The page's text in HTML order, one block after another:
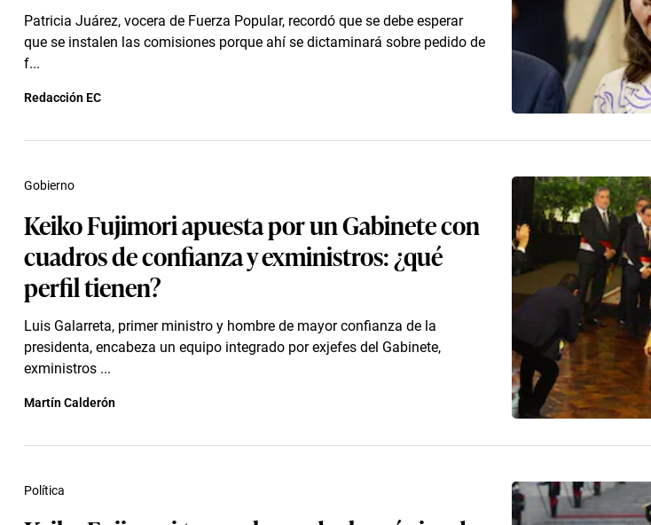
Patricia Juárez, vocera de Fuerza Popular, recordó que se debe esperar
que se instalen las comisiones porque ahí se dictaminará sobre pedido de
f...
Redacción EC
Keiko Fujimori apuesta por un Gabinete con
cuadros de confianza y exministros: ¿qué
perfil tienen?
Luis Galarreta, primer ministro y hombre de mayor confianza de la
presidenta, encabeza un equipo integrado por exjefes del Gabinete,
exministros ...
Gobierno
Martín Calderón
Política